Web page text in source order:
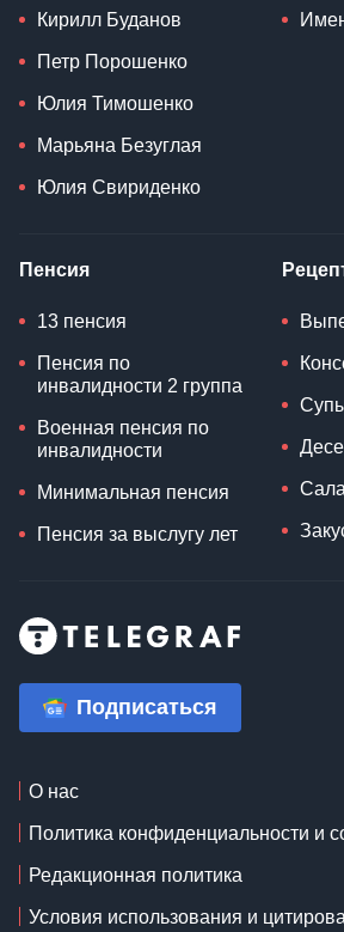
Кирилл Буданов
Петр Порошенко
Юлия Тимошенко
Марьяна Безуглая
Юлия Свириденко
Пенсия
13 пенсия
Пенсия по
инвалидности 2 группа
Военная пенсия по
инвалидности
Минимальная пенсия
Пенсия за выслугу лет
Подписаться
О нас
Политика конфиденциальности и
Редакционная политика
Условия использования и